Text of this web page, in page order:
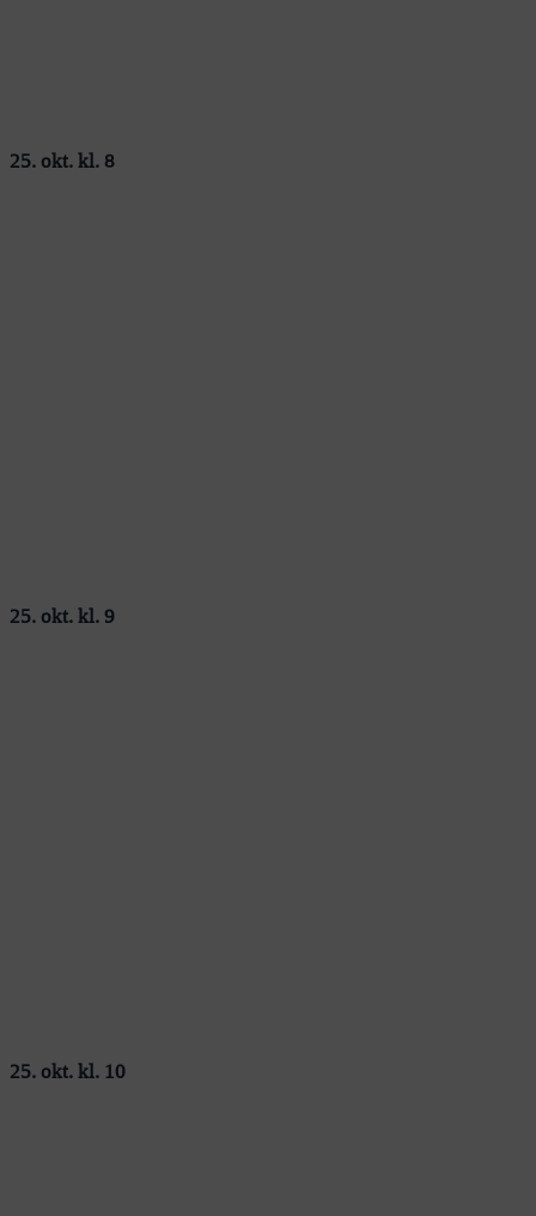
25. okt. kl. 8
25. okt. kl. 9
25. okt. kl. 10